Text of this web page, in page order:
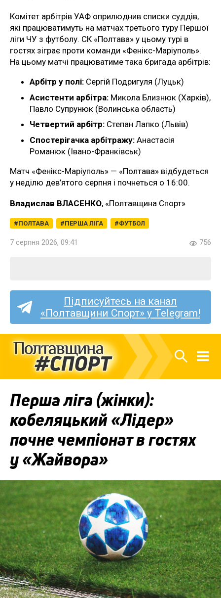
Комітет арбітрів УАФ оприлюднив списки суддів,
які працюватимуть на матчах третього туру Першої
ліги ЧУ з футболу. СК «Полтава» у цьому турі в
гостях зіграє проти команди «Фенікс-Маріуполь».
На цьому матчі працюватиме така бригада арбітрів:
Арбітр у полі: Сергій Подригуля (Луцьк)
Асистенти арбітра: Микола Близнюк (Харків),
Павло Супрунюк (Волинська область)
Четвертий арбітр: Степан Лапко (Львів)
Спостерігачка арбітражу: Анастасія
Романюк (Івано-Франківськ)
Матч «Фенікс-Маріуполь» — «Полтава» відбудеться
у неділю дев’ятого серпня і почнеться о 16:00.
Владислав ВЛАСЕНКО, «Полтавщина Спорт»
ПОЛТАВА ПЕРША ЛІГА ФУТБОЛ
7 серпня 2026, 09:41 756
Підписуйтесь на канал
«Полтавщини Спорт» у Telegram!
Перша ліга (жінки):
кобеляцький «Лідер»
почне чемпіонат в гостях
у «Жайвора»